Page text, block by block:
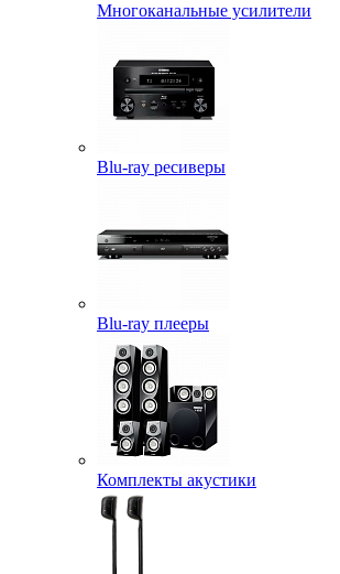
Многоканальные усилители
Blu-ray ресиверы
Blu-ray плееры
Комплекты акустики